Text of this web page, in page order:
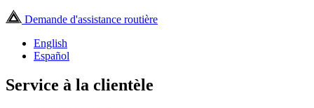
Demande d'assistance routière
English
Español
Service à la clientèle